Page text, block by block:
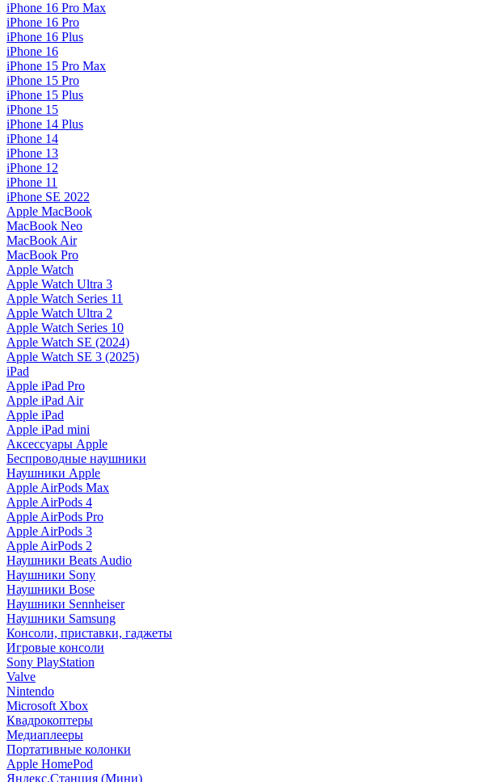
iPhone 16 Pro Max
iPhone 16 Pro
iPhone 16 Plus
iPhone 16
iPhone 15 Pro Max
iPhone 15 Pro
iPhone 15 Plus
iPhone 15
iPhone 14 Plus
iPhone 14
iPhone 13
iPhone 12
iPhone 11
iPhone SE 2022
Apple MacBook
MacBook Neo
MacBook Air
MacBook Pro
Apple Watch
Apple Watch Ultra 3
Apple Watch Series 11
Apple Watch Ultra 2
Apple Watch Series 10
Apple Watch SE (2024)
Apple Watch SE 3 (2025)
iPad
Apple iPad Pro
Apple iPad Air
Apple iPad
Apple iPad mini
Аксессуары Apple
Беспроводные наушники
Наушники Apple
Apple AirPods Max
Apple AirPods 4
Apple AirPods Pro
Apple AirPods 3
Apple AirPods 2
Наушники Beats Audio
Наушники Sony
Наушники Bose
Наушники Sennheiser
Наушники Samsung
Консоли, приставки, гаджеты
Игровые консоли
Sony PlayStation
Valve
Nintendo
Microsoft Xbox
Квадрокоптеры
Медиаплееры
Портативные колонки
Apple HomePod
Яндекс.Станция (Мини)